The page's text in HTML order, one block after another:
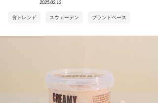
2025.02.13
食トレンド スウェーデン プラントベース